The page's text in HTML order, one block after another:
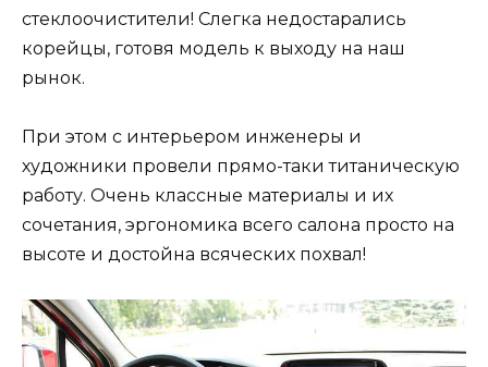
стеклоочистители! Слегка недостарались
корейцы, готовя модель к выходу на наш
рынок.
При этом с интерьером инженеры и
художники провели прямо-таки титаническую
работу. Очень классные материалы и их
сочетания, эргономика всего салона просто на
высоте и достойна всяческих похвал!